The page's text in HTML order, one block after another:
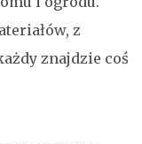
z
znajdzie coś